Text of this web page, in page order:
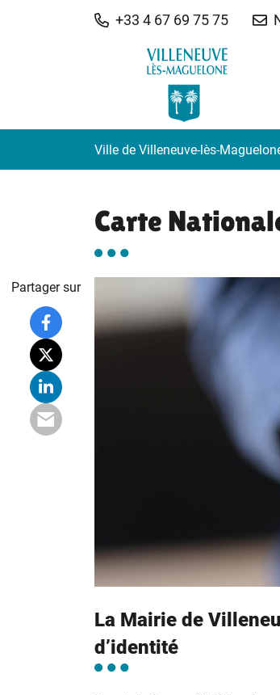
+33 4 67 69 75 75
Ville de Villeneuve-lès-
Carte
La Mairie de
d’identité
Partager sur